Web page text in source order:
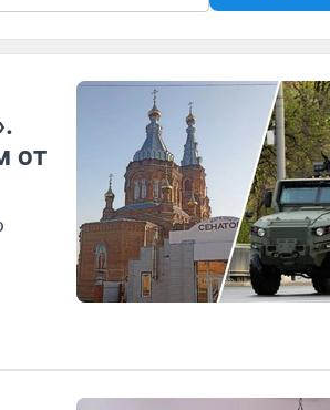
от